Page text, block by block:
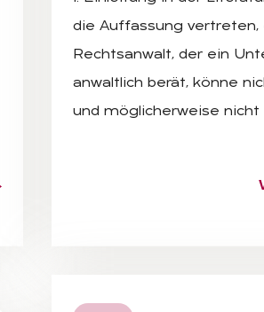
die Auffassung vertreten,
Rechtsanwalt, der ein
anwaltlich berät, könne
und möglicherweise nicht